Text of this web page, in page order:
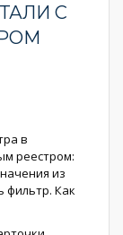
С
в
реестром:
из
фильтр. Как